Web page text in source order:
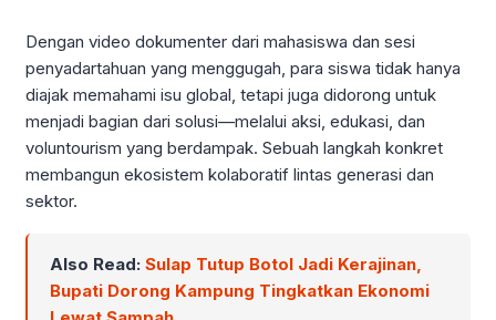
Dengan video dokumenter dari mahasiswa dan sesi
penyadartahuan yang menggugah, para siswa tidak hanya
diajak memahami isu global, tetapi juga didorong untuk
menjadi bagian dari solusi—melalui aksi, edukasi, dan
voluntourism yang berdampak. Sebuah langkah konkret
membangun ekosistem kolaboratif lintas generasi dan
sektor.
Also Read: Sulap Tutup Botol Jadi Kerajinan,
Bupati Dorong Kampung Tingkatkan Ekonomi